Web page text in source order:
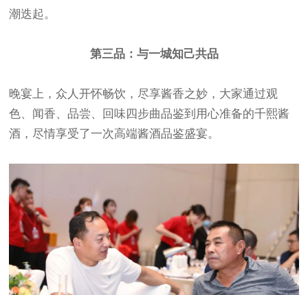
潮迭起。
第三品：与一城知己共品
晚宴上，众人开怀畅饮，尽享酱香之妙，大家通过观
色、闻香、品尝、回味四步曲品鉴到用心准备的千熙酱
酒，尽情享受了一次高端酱酒品鉴盛宴。